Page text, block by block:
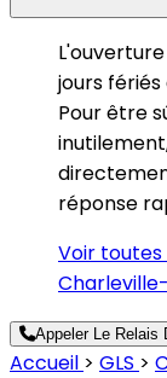
jours
Pour être
réponse
Voir toutes
Appeler Le Relais
Accueil > GLS >